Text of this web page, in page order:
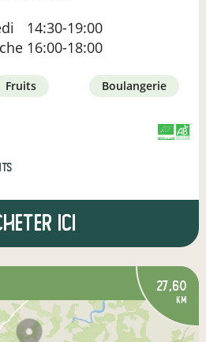
14:30-19:00
16:00-18:00
fruits boulangerie
ici
27,60
km